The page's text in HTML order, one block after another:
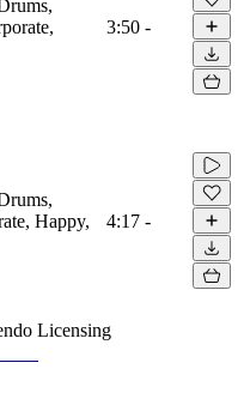
3:50 -
Happy,
4:17 -
Licensing